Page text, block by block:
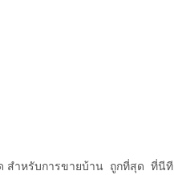
ด สำหรับการขายบ้าน ถูกที่สุด ที่นีที